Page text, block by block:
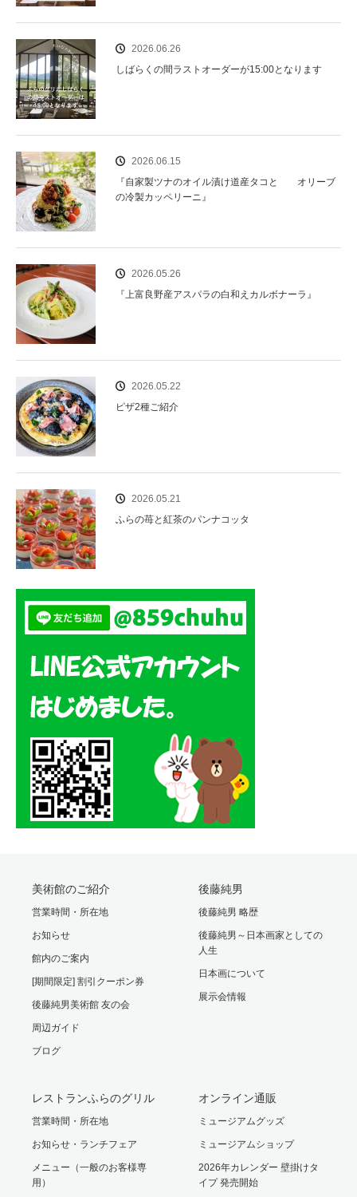
2026.06.26
しばらくの間ラストオーダーが15:00となります
2026.06.15
『自家製ツナのオイル漬け道産タコと オリーブ
の冷製カッペリーニ』
2026.05.26
『上富良野産アスパラの白和えカルボナーラ』
2026.05.22
ピザ2種ご紹介
2026.05.21
ふらの苺と紅茶のパンナコッタ
美術館のご紹介
営業時間・所在地
お知らせ
館内のご案内
[期間限定] 割引クーポン券
後藤純男美術館 友の会
周辺ガイド
ブログ
後藤純男
後藤純男 略歴
後藤純男～日本画家としての
人生
日本画について
展示会情報
レストランふらのグリル
営業時間・所在地
お知らせ・ランチフェア
メニュー（一般のお客様専
用）
オンライン通販
ミュージアムグッズ
ミュージアムショップ
2026年カレンダー 壁掛けタ
イプ 発売開始